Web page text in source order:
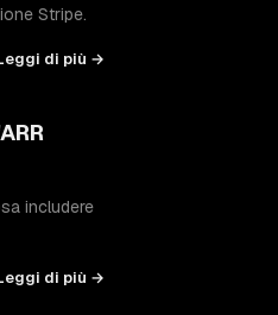
Stripe.
di più →
includere
di più →